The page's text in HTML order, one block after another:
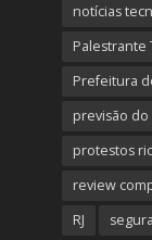
notícias
Palestrante
Prefeitura
previsão
protestos
review
RJ